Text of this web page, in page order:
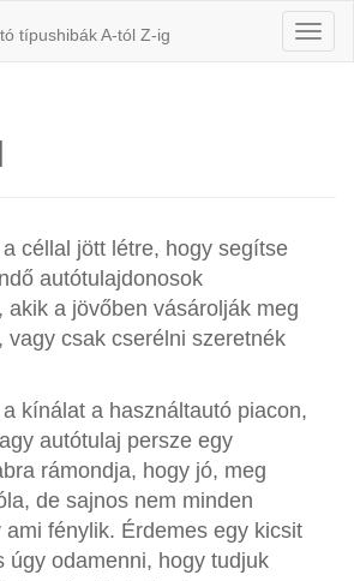
típushibák A-tól Z-ig
céllal jött létre, hogy segítse
autótulajdonosok
akik a jövőben vásárolják meg
vagy csak cserélni szeretnék
kínálat a használtautó piacon,
autótulaj persze egy
rámondja, hogy jó, meg
de sajnos nem minden
ami fénylik. Érdemes egy kicsit
úgy odamenni, hogy tudjuk